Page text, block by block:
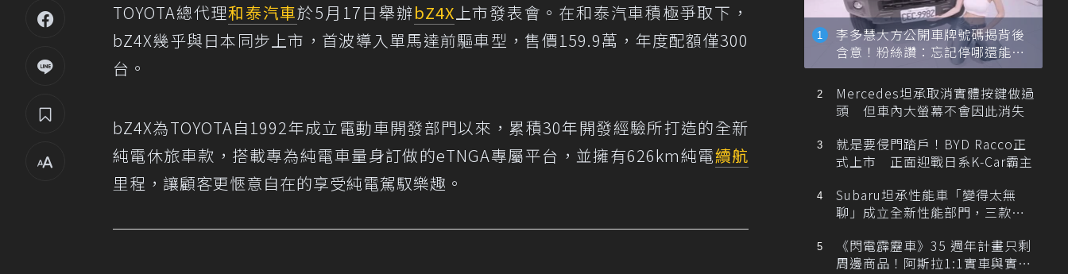
TOYOTA總代理和泰汽車於5月17日舉辦bZ4X上市發表會。在和泰汽車積極爭取下，
bZ4X幾乎與日本同步上市，首波導入單馬達前驅車型，售價159.9萬，年度配額僅300
台。
bZ4X為TOYOTA自1992年成立電動車開發部門以來，累積30年開發經驗所打造的全新
純電休旅車款，搭載專為純電車量身訂做的eTNGA專屬平台，並擁有626km純電續航
里程，讓顧客更愜意自在的享受純電駕馭樂趣。
李多慧大方公開車牌號碼揭背後
含意！粉絲讚：忘記停哪還能幫
忙找車
Mercedes坦承取消實體按鍵做過
頭 但車內大螢幕不會因此消失
就是要侵門踏戶！BYD Racco正
式上市 正面迎戰日系K-Car霸主
Subaru坦承性能車「變得太無
聊」成立全新性能部門，三款手
《閃電霹靂車》35 週年計畫只剩
周邊商品！阿斯拉1:1實車與實體